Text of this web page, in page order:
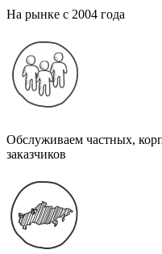
На рынке с 2004 года
Обслуживаем частных,
заказчиков